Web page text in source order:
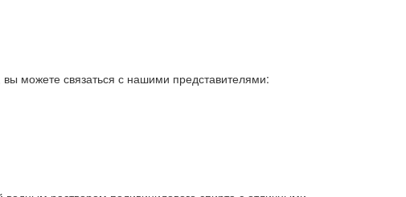
можете связаться с нашими представителями: